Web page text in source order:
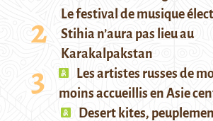
Le festival de musique
Stihia n’aura pas lieu au
Karakalpakstan
Les artistes russes de
moins accueillis en Asie
Desert kites,